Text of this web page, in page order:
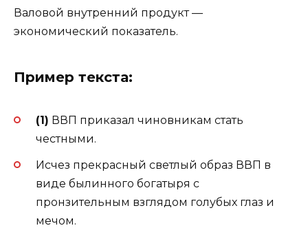
Валовой внутренний продукт —
экономический показатель.
Пример текста:
(1) ВВП приказал чиновникам стать
честными.
Исчез прекрасный светлый образ ВВП в
виде былинного богатыря с
пронзительным взглядом голубых глаз и
мечом.